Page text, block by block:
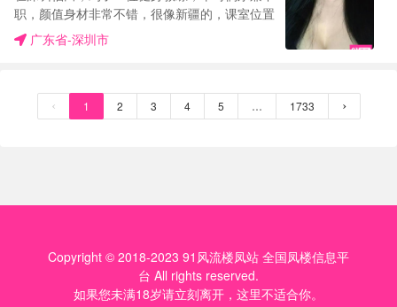
也比较多。可能是特别冰火的原因，鸡鸡特冰
子的肛开发的非常好，抹点润滑油一顶就进去
边干菊花两人边热吻，大战300回合顶不住了，
把所有的精子全部射到了妹子的菊花里面。 没想
妹妹是广东人，很会聊天，值得推荐。
感觉很舒服，没有任何不好的体验。
默什么时候都一脸笑嘻嘻的特别容易相处，然后
就宽衣洗澡，全程姐姐帮我洗前后洗的很干净，
了起来，双手直接抓住两个大奶子揉捏，弄的姐
姐哼哼唧唧叫个不停，然后慢慢蹲下口含热水包
手直接抓住两个大奶子玩弄，嘴巴直接亲住若兰
我们相互吸吮调情诱惑对方，然后69相互调情，
感觉双方都到了临界点然后就带上雨伞开始进
攻，首先传教士直入花心，进去就是猛攻，十分
职，颜值身材非常不错，很像新疆的，课室位置
很好找，得提前预约确定好时间，这次是刚好休
息有空，去会了一下老师，一进门就很有家的感
了一会就放松很多，付完米，老师帮忙换鞋脱衣
洗澡，前凸后翘看的我小弟梆硬，后面躺床上老
分钟就缴枪了，太舒服了，还想继续干，玩的很
开心，总体来说服务身材颜值很顶，人很好，还
会二刷，值得推荐，不踩雷
广东省-深圳市
‹ 1 2 3 4 5 … 1733 ›
Copyright © 2018-2023 91风流楼凤站 全国凤楼信息平
台 All rights reserved.
如果您未满18岁请立刻离开，这里不适合你。